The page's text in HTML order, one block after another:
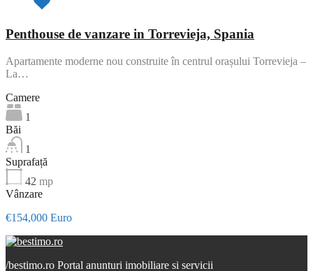
Penthouse de vanzare in Torrevieja, Spania
Apartamente moderne nou construite în centrul orașului Torrevieja –
La…
Camere
1
Băi
1
Suprafață
42 mp
Vânzare
€154,000 Euro
/bestimo.ro Portal anunturi imobiliare si servicii